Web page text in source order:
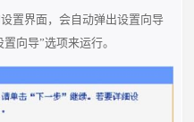
置界面，会自动弹出设置向导
向导”选项来运行。